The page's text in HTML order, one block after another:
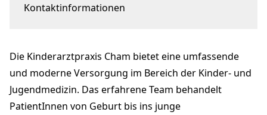
Kontaktinformationen
kinderarztpraxis.cham@gmx.ch
+41 41 780 70 25
Die Kinderarztpraxis Cham bietet eine umfassende
und moderne Versorgung im Bereich der Kinder- und
Jugendmedizin. Das erfahrene Team behandelt
PatientInnen von Geburt bis ins junge